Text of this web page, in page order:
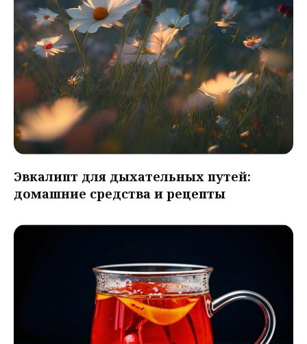
Эвкалипт для дыхательных путей:
домашние средства и рецепты